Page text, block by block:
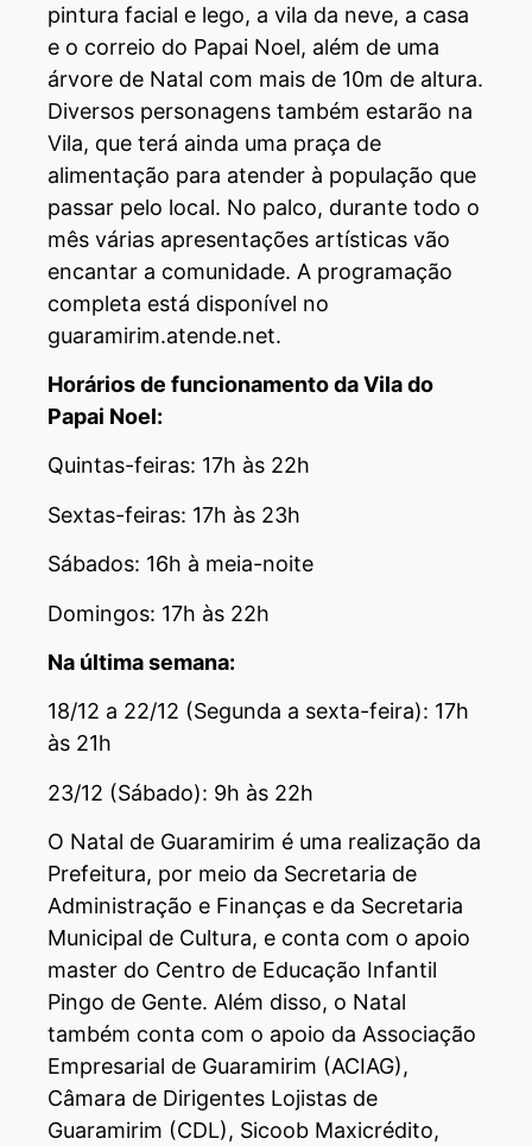
pintura facial e lego, a vila da neve, a casa
e o correio do Papai Noel, além de uma
árvore de Natal com mais de 10m de altura.
Diversos personagens também estarão na
Vila, que terá ainda uma praça de
alimentação para atender à população que
passar pelo local. No palco, durante todo o
mês várias apresentações artísticas vão
encantar a comunidade. A programação
completa está disponível no
guaramirim.atende.net.
Horários de funcionamento da Vila do
Papai Noel:
Quintas-feiras: 17h às 22h
Sextas-feiras: 17h às 23h
Sábados: 16h à meia-noite
Domingos: 17h às 22h
Na última semana:
18/12 a 22/12 (Segunda a sexta-feira): 17h
às 21h
23/12 (Sábado): 9h às 22h
O Natal de Guaramirim é uma realização da
Prefeitura, por meio da Secretaria de
Administração e Finanças e da Secretaria
Municipal de Cultura, e conta com o apoio
master do Centro de Educação Infantil
Pingo de Gente. Além disso, o Natal
também conta com o apoio da Associação
Empresarial de Guaramirim (ACIAG),
Câmara de Dirigentes Lojistas de
Guaramirim (CDL), Sicoob Maxicrédito,